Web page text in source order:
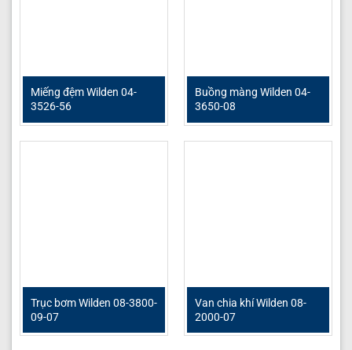
Miếng đệm Wilden 04-
3526-56
Buồng màng Wilden 04-
3650-08
Trục bơm Wilden 08-3800-
09-07
Van chia khí Wilden 08-
2000-07